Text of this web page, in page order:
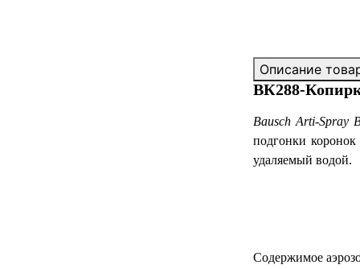
Описание
ВК288-
Bausch Arti-Spray
подгонки
удаляемый водой.
Содержимое